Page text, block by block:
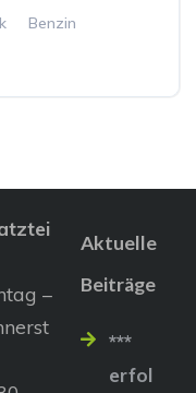
Benzin
–
Aktuelle
Beiträge
***
erfol